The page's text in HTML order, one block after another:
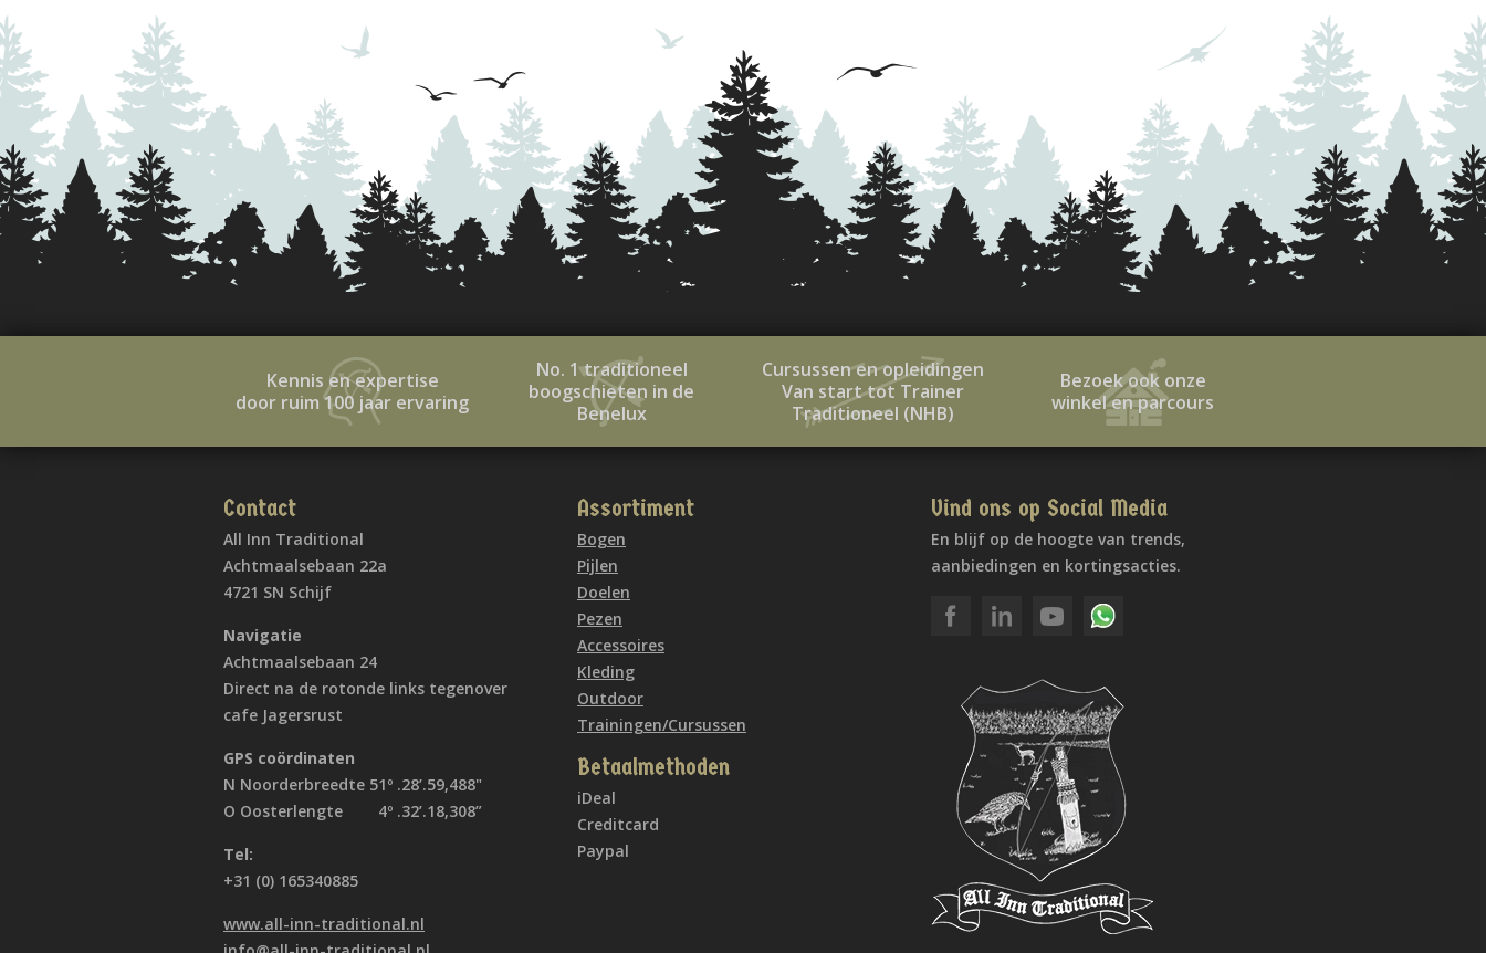
Kennis en expertise
door ruim 100 jaar ervaring
No. 1 traditioneel
boogschieten in de
Benelux
Cursussen en opleidingen
Van start tot Trainer
Traditioneel (NHB)
Bezoek ook onze
winkel en parcours
Contact
All Inn Traditional
Achtmaalsebaan 22a
4721 SN Schijf
Navigatie
Achtmaalsebaan 24
Direct na de rotonde links tegenover
cafe Jagersrust
GPS coördinaten
N Noorderbreedte 51º .28’.59,488"
O Oosterlengte 4º .32’.18,308”
Tel:
+31 (0) 165340885
www.all-inn-traditional.nl
Assortiment
Bogen
Pijlen
Doelen
Pezen
Accessoires
Kleding
Outdoor
Trainingen/Cursussen
Betaalmethoden
iDeal
Creditcard
Paypal
Vind ons op Social Media
En blijf op de hoogte van trends,
aanbiedingen en kortingsacties.